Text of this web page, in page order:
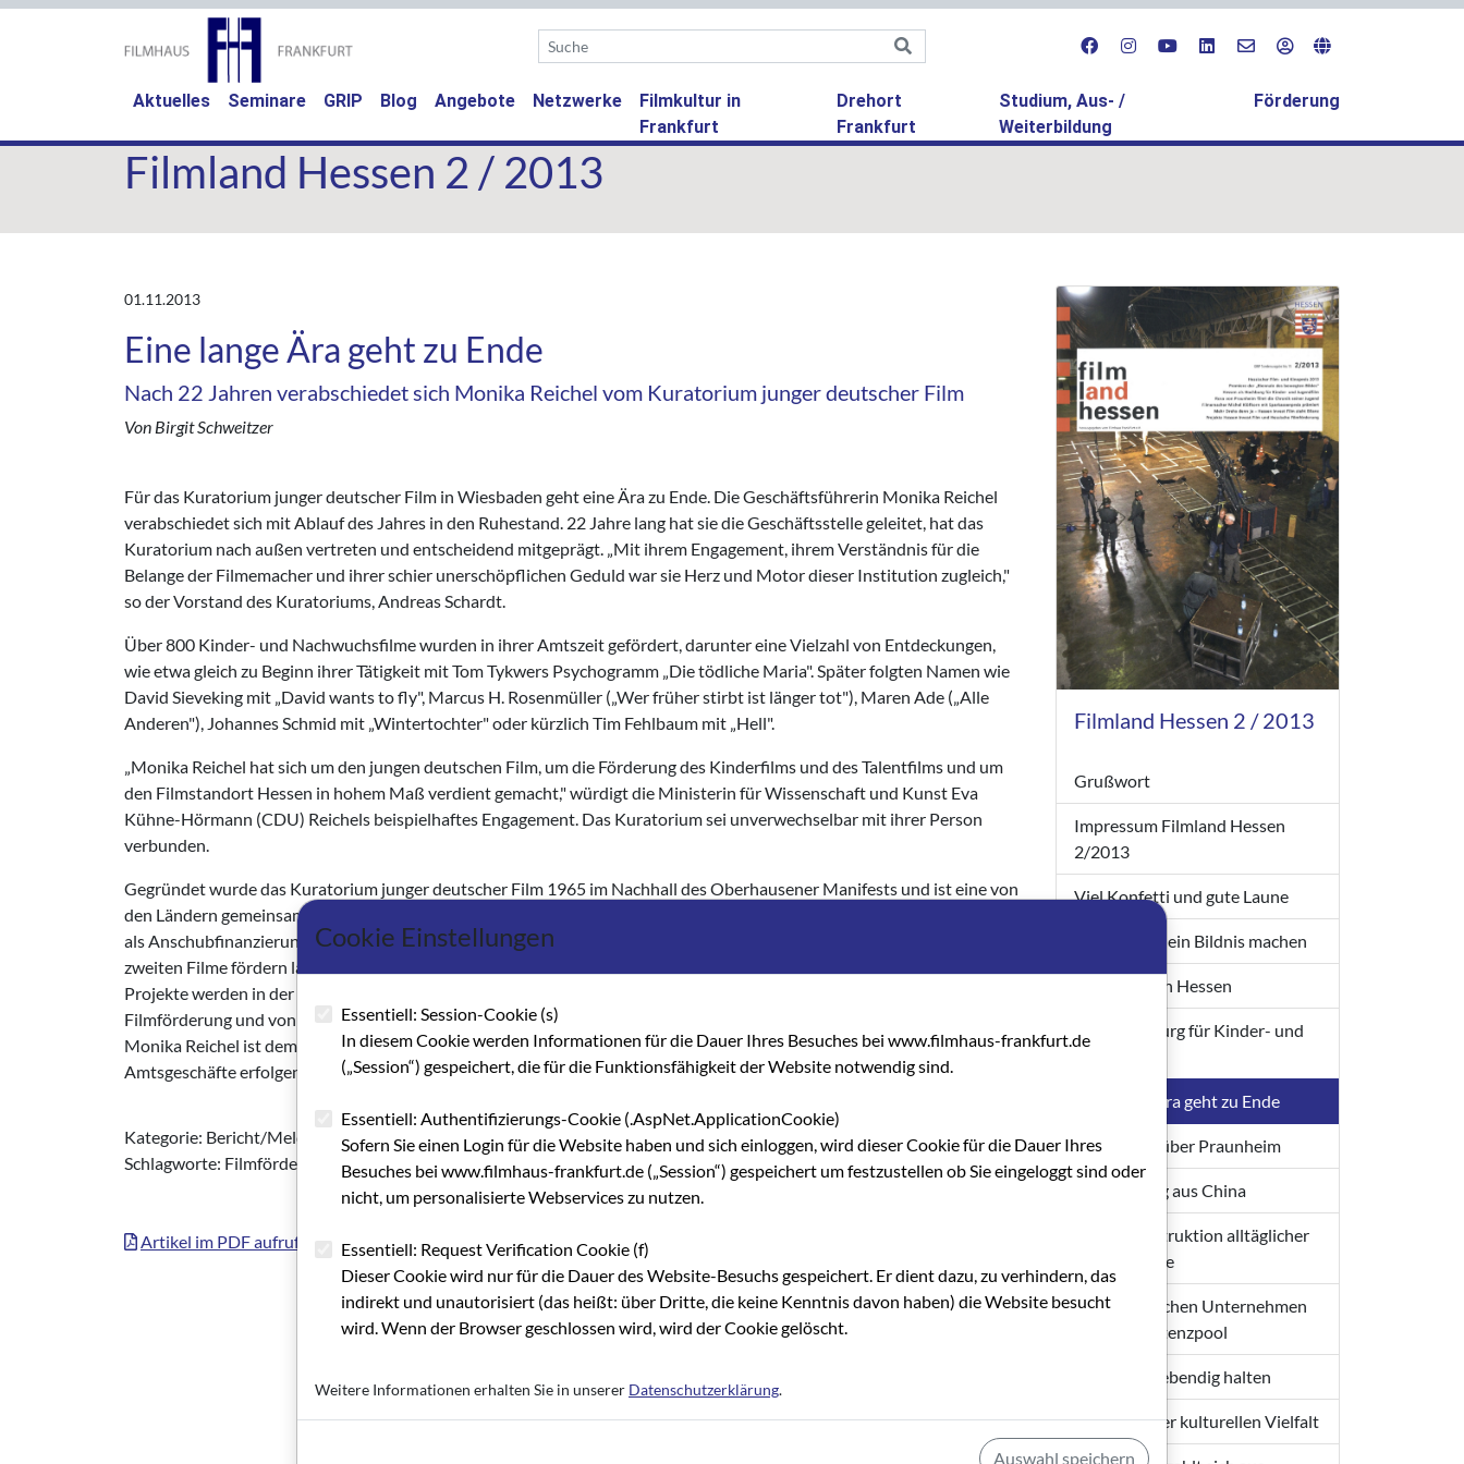
Aktuelles Seminare GRIP Blog Angebote Netzwerke
Filmkultur in
Frankfurt
Drehort
Frankfurt
Studium, Aus- /
Weiterbildung
Förderung
Filmland Hessen 2 / 2013
01.11.2013
Eine lange Ära geht zu Ende
Nach 22 Jahren verabschiedet sich Monika Reichel vom Kuratorium junger deutscher Film
Von Birgit Schweitzer
Für das Kuratorium junger deutscher Film in Wiesbaden geht eine Ära zu Ende. Die Geschäftsführerin Monika Reichel
verabschiedet sich mit Ablauf des Jahres in den Ruhestand. 22 Jahre lang hat sie die Geschäftsstelle geleitet, hat das
Kuratorium nach außen vertreten und entscheidend mitgeprägt. „Mit ihrem Engagement, ihrem Verständnis für die
Belange der Filmemacher und ihrer schier unerschöpflichen Geduld war sie Herz und Motor dieser Institution zugleich,"
so der Vorstand des Kuratoriums, Andreas Schardt.
Über 800 Kinder- und Nachwuchsfilme wurden in ihrer Amtszeit gefördert, darunter eine Vielzahl von Entdeckungen,
wie etwa gleich zu Beginn ihrer Tätigkeit mit Tom Tykwers Psychogramm „Die tödliche Maria". Später folgten Namen wie
David Sieveking mit „David wants to fly", Marcus H. Rosenmüller („Wer früher stirbt ist länger tot"), Maren Ade („Alle
Anderen"), Johannes Schmid mit „Wintertochter" oder kürzlich Tim Fehlbaum mit „Hell".
„Monika Reichel hat sich um den jungen deutschen Film, um die Förderung des Kinderfilms und des Talentfilms und um
den Filmstandort Hessen in hohem Maß verdient gemacht," würdigt die Ministerin für Wissenschaft und Kunst Eva
Kühne-Hörmann (CDU) Reichels beispielhaftes Engagement. Das Kuratorium sei unverwechselbar mit ihrer Person
verbunden.
Gegründet wurde das Kuratorium junger deutscher Film 1965 im Nachhall des Oberhausener Manifests und ist eine von
den Ländern gemeinsam getragene Filmförderinstitution, die sich mit einem Jahresförderbudget von rund 500.000 Euro
als Anschubfinanzierung für den filmkünstlerischen Nachwuchs versteht. Filmemacher können hier ihre ersten und
zweiten Filme fördern lassen. Eine Förderung vom Kuratorium gilt nach wie vor als Prädikatssiegel. Die geförderten
Projekte werden in der Folge zumeist auch von weiteren Förderungen unterstützt wie zum Beispiel von der Hessischen
Filmförderung und von Hessen Invest Film wie auch durch Programme anderer Bundesländer. Über die Nachfolge von
Monika Reichel ist dem Vernehmen nach noch nicht entschieden. Zum Jahresbeginn soll aber die Übergabe der
Amtsgeschäfte erfolgen.
Kategorie: Bericht/Meldung (GRIP INFO + Filmland Hessen-Beiträge)
Schlagworte: Filmförderung, Institution, Nachwuchs, Spielfilm
Artikel im PDF aufrufen
Filmland Hessen 2 / 2013
Grußwort
Impressum Filmland Hessen
2/2013
Viel Konfetti und gute Laune
Du sollst dir ein Bildnis machen
Drehboom in Hessen
Eine Hochburg für Kinder- und
Eine lange Ära geht zu Ende
Praunheim über Praunheim
Großauftrag aus China
Die Dekonstruktion alltäglicher
Gegenstände
Brücke zwischen Unternehmen
und Kompetenzpool
Filmkultur lebendig halten
Sicherung der kulturellen Vielfalt
Cookie Einstellungen
Essentiell: Session-Cookie (s)
In diesem Cookie werden Informationen für die Dauer Ihres Besuches bei www.filmhaus-frankfurt.de
(„Session“) gespeichert, die für die Funktionsfähigkeit der Website notwendig sind.
Essentiell: Authentifizierungs-Cookie (.AspNet.ApplicationCookie)
Sofern Sie einen Login für die Website haben und sich einloggen, wird dieser Cookie für die Dauer Ihres
Besuches bei www.filmhaus-frankfurt.de („Session“) gespeichert um festzustellen ob Sie eingeloggt sind oder
nicht, um personalisierte Webservices zu nutzen.
Essentiell: Request Verification Cookie (f)
Dieser Cookie wird nur für die Dauer des Website-Besuchs gespeichert. Er dient dazu, zu verhindern, das
indirekt und unautorisiert (das heißt: über Dritte, die keine Kenntnis davon haben) die Website besucht
wird. Wenn der Browser geschlossen wird, wird der Cookie gelöscht.
Weitere Informationen erhalten Sie in unserer Datenschutzerklärung.
Auswahl speichern